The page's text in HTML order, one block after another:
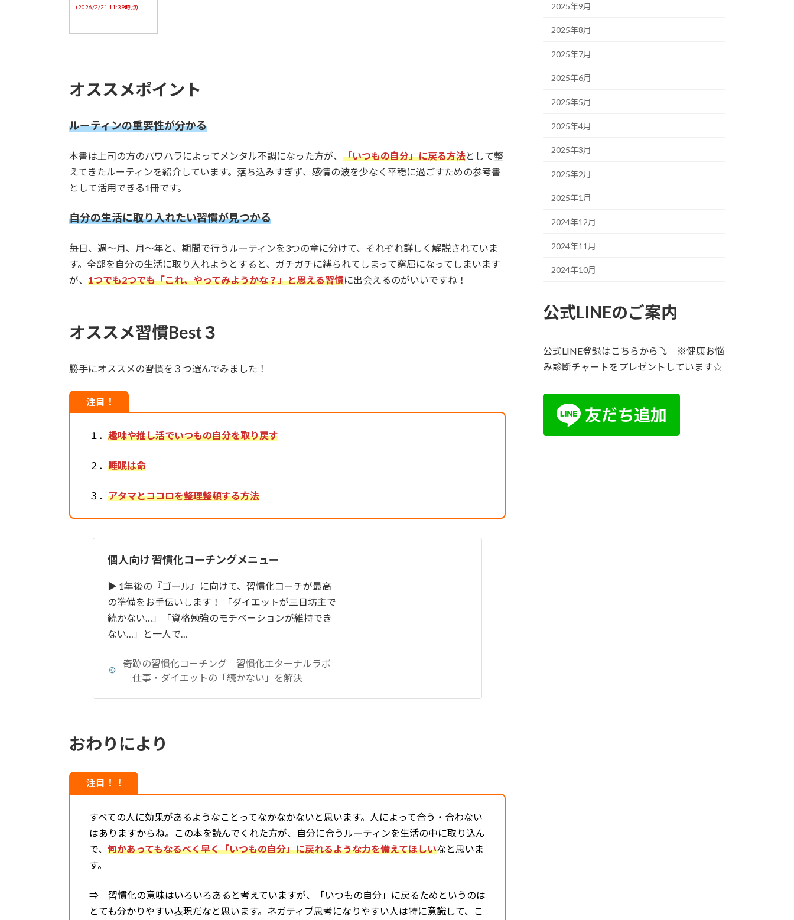
(2026/2/21 11:39時点)
オススメポイント
ルーティンの重要性が分かる
本書は上司の方のパワハラによってメンタル不調になった方が、 「いつもの自分」に戻る方法として整
えてきたルーティンを紹介しています。落ち込みすぎず、感情の波を少なく平穏に過ごすための参考書
として活用できる1冊です。
自分の生活に取り入れたい習慣が見つかる
毎日、週～月、月～年と、期間で行うルーティンを3つの章に分けて、それぞれ詳しく解説されていま
す。全部を自分の生活に取り入れようとすると、ガチガチに縛られてしまって窮屈になってしまいます
が、 1つでも2つでも「これ、やってみようかな？」と思える習慣に出会えるのがいいですね！
オススメ習慣Best３
勝手にオススメの習慣を３つ選んでみました！
注目！
１． 趣味や推し活でいつもの自分を取り戻す
２． 睡眠は命
３． アタマとココロを整理整頓する方法
個人向け 習慣化コーチングメニュー
▶ 1年後の『ゴール』に向けて、習慣化コーチが最高
の準備をお手伝いします！ 「ダイエットが三日坊主で
続かない…」「資格勉強のモチベーションが維持でき
ない…」と一人で…
奇跡の習慣化コーチング 習慣化エターナルラボ
｜仕事・ダイエットの「続かない」を解決
おわりにより
注目！！
すべての人に効果があるようなことってなかなかないと思います。人によって合う・合わない
はありますからね。この本を読んでくれた方が、自分に合うルーティンを生活の中に取り込ん
で、 何かあってもなるべく早く「いつもの自分」に戻れるような力を備えてほしいなと思いま
す。
⇒ 習慣化の意味はいろいろあると考えていますが、「いつもの自分」に戻るためというのは
とても分かりやすい表現だなと思います。ネガティブ思考になりやすい人は特に意識して、こ
2025年9月
2025年8月
2025年7月
2025年6月
2025年5月
2025年4月
2025年3月
2025年2月
2025年1月
2024年12月
2024年11月
2024年10月
公式LINEのご案内
公式LINE登録はこちらから⤵ ※健康お悩
み診断チャートをプレゼントしています☆